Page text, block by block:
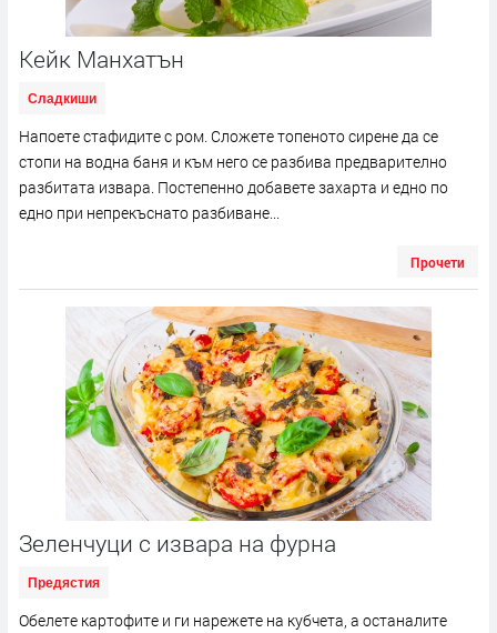
Кейк Манхатън
Сладкиши
Напоете стафидите с ром. Сложете топеното сирене да се
стопи на водна баня и към него се разбива предварително
разбитата извара. Постепенно добавете захарта и едно по
едно при непрекъснато разбиване...
Прочети
Зеленчуци с извара на фурна
Предястия
Обелете картофите и ги нарежете на кубчета, а останалите